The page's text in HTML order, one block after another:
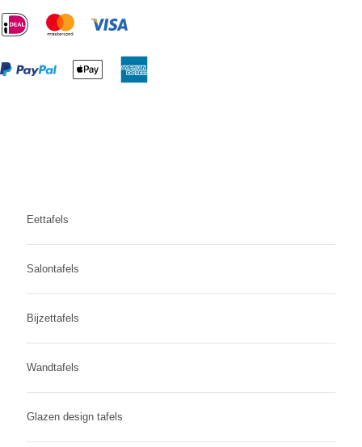
Eettafels
Salontafels
Bijzettafels
Wandtafels
Glazen design tafels